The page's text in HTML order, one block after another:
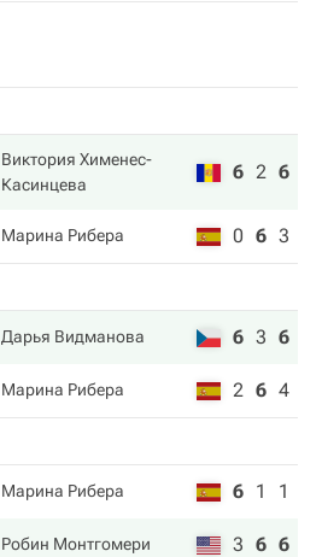
Виктория Хименес-
Касинцева
6 2 6
Марина Рибера 0 6 3
Дарья Видманова 6 3 6
Марина Рибера 2 6 4
Марина Рибера 6 1 1
Робин Монтгомери 3 6 6